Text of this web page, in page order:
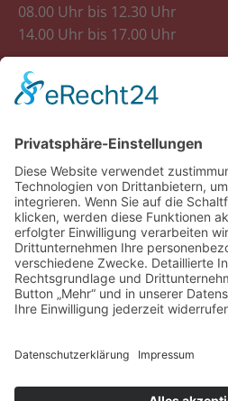
08.00 Uhr bis 12.30 Uhr
14.00 Uhr bis 17.00 Uhr
Donnerstag
08.00 Uhr bis 12.30 Uhr
Freitag
14.00 Uhr bis 18.00 Uhr
Samstag
07.30 Uhr bis 12.00 Uhr